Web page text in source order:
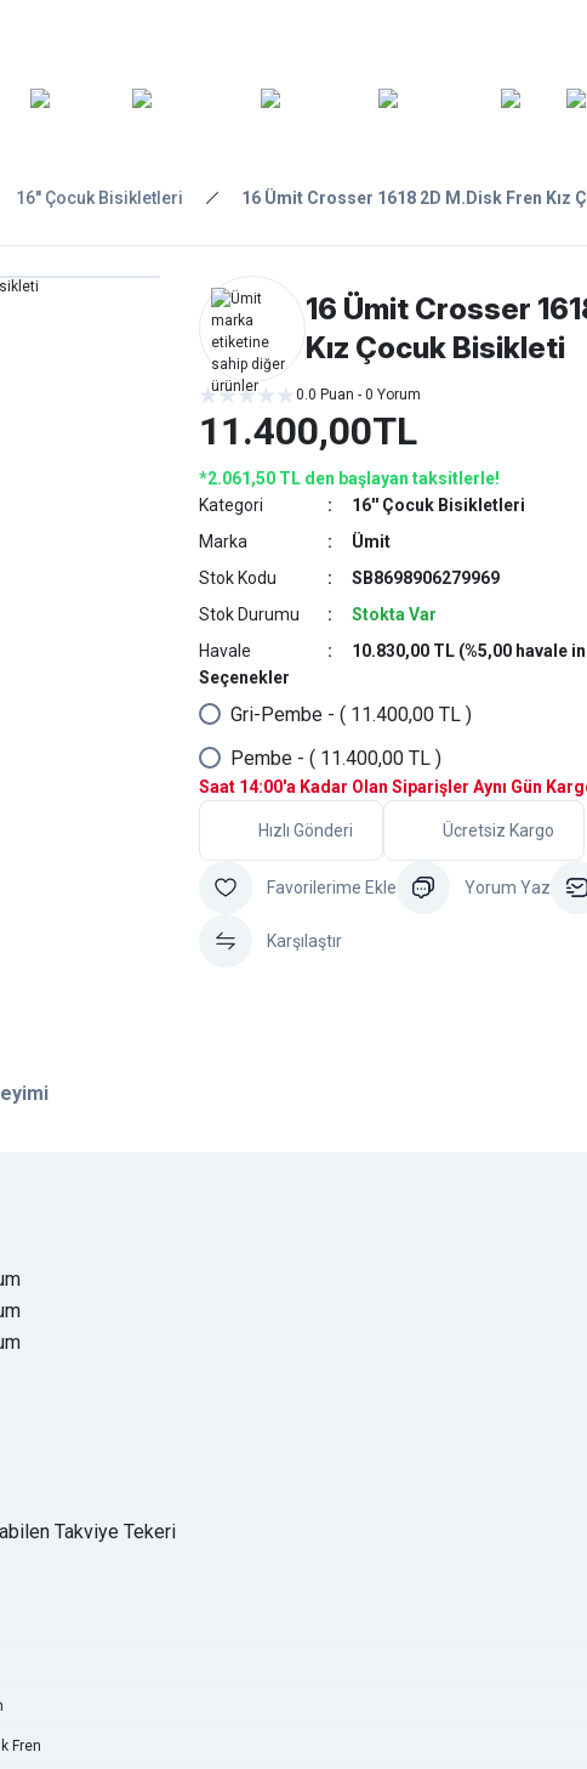
AKSESUARLAR ASKI/TAŞIMA TAMİR/BAKIM
16'' Çocuk Bisikletleri 16 Ümit Crosser 1618 2D M.Disk Fren Kız
16 Ümit Crosser
Kız Çocuk Bisikleti
0.0 Puan - 0 Yorum
11.400,00TL
*2.061,50 TL den başlayan taksitlerle!
Kategori
16'' Çocuk Bisikletleri
Marka
Ümit
Stok Kodu
SB8698906279969
Stok Durumu
Stokta Var
Havale
10.830,00 TL (%5,00 havale
Saat 14:00'a Kadar Olan Siparişler Aynı Gün
Seçenekler
Gri-Pembe - ( 11.400,00 TL )
Pembe - ( 11.400,00 TL )
Hızlı Gönderi Ücretsiz Kargo
Yorum Yaz
Karşılaştır
Takviye Tekeri
Fren